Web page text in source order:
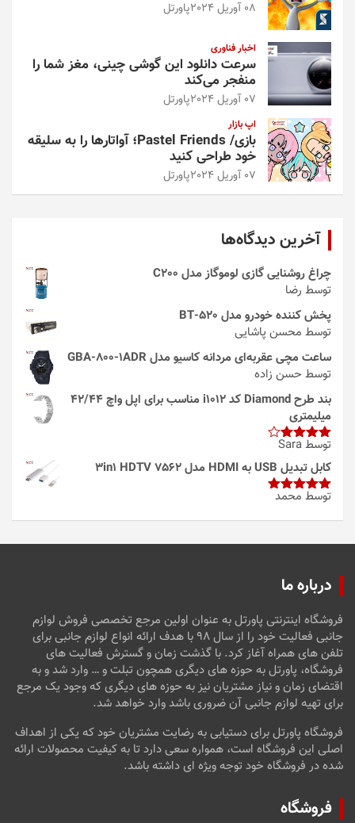
08 آوریل 2024 پاورتل
اخبار فناوری
سرعت دانلود این گوشی چینی، مغز شما را
منفجر می‌کند
07 آوریل 2024 پاورتل
اپ بازار
بازی/ Pastel Friends؛ آواتارها را به سلیقه
خود طراحی کنید
07 آوریل 2024 پاورتل
آخرین دیدگاه‌ها
چراغ روشنایی گازی لوموگاز مدل C200
توسط رضا
پخش کننده خودرو مدل 520-BT
توسط محسن پاشایی
ساعت مچی عقربه‌ای مردانه کاسیو مدل GBA-800-1ADR
توسط حسن زاده
بند طرح Diamond کد i1012 مناسب برای اپل واچ 42/44
میلیمتری
امتیاز4
از 5
توسط Sara
کابل تبدیل USB به HDMI مدل 3in1 HDTV 7562
امتیاز5از
توسط محمد
درباره ما
فروشگاه اینترنتی پاورتل به عنوان اولین مرجع تخصصی فروش لوازم
جانبی فعالیت خود را از سال ۹۸ با هدف ارائه انواع لوازم جانبی برای
تلفن های همراه آغاز کرد. با گذشت زمان و گسترش فعالیت های
فروشگاه، پاورتل به حوزه های دیگری همچون تبلت و … وارد شد و به
اقتضای زمان و نیاز مشتریان نیز به حوزه های دیگری که وجود یک مرجع
برای تهیه لوازم جانبی آن ضروری باشد وارد خواهد شد.
فروشگاه پاورتل برای دستیابی به رضایت مشتریان خود که یکی از اهداف
اصلی این فروشگاه است، همواره سعی دارد تا به کیفیت محصولات ارائه
شده در فروشگاه خود توجه ویژه ای داشته باشد.
فروشگاه